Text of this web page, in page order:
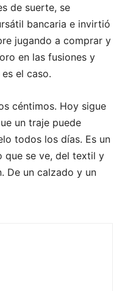
de suerte, se
bancaria e invirtió
jugando a comprar y
en las fusiones y
el caso.
céntimos. Hoy sigue
un traje puede
todos los días. Es un
que se ve, del textil y
De un calzado y un